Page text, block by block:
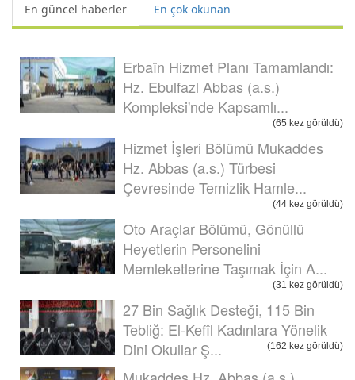
En güncel haberler En çok okunan
Erbaîn Hizmet Planı Tamamlandı:
Hz. Ebulfazl Abbas (a.s.)
Kompleksi'nde Kapsamlı...
(65 kez görüldü)
Hizmet İşleri Bölümü Mukaddes
Hz. Abbas (a.s.) Türbesi
Çevresinde Temizlik Hamle...
(44 kez görüldü)
Oto Araçlar Bölümü, Gönüllü
Heyetlerin Personelini
Memleketlerine Taşımak İçin A...
(31 kez görüldü)
27 Bin Sağlık Desteği, 115 Bin
Tebliğ: El-Kefîl Kadınlara Yönelik
Dini Okullar Ş...
(162 kez görüldü)